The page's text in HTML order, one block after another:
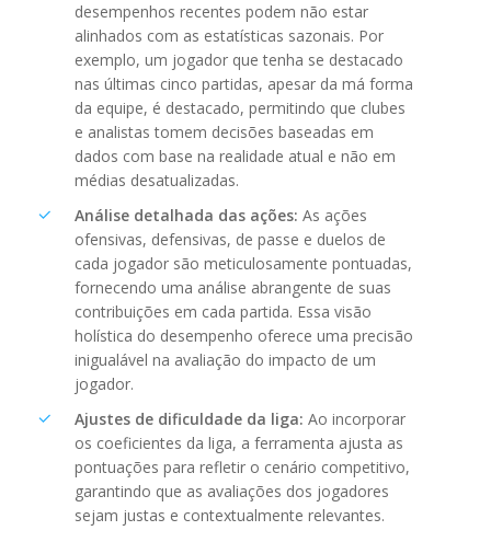
desempenhos recentes podem não estar
alinhados com as estatísticas sazonais. Por
exemplo, um jogador que tenha se destacado
nas últimas cinco partidas, apesar da má forma
da equipe, é destacado, permitindo que clubes
e analistas tomem decisões baseadas em
dados com base na realidade atual e não em
médias desatualizadas.
Análise detalhada das ações: As ações
ofensivas, defensivas, de passe e duelos de
cada jogador são meticulosamente pontuadas,
fornecendo uma análise abrangente de suas
contribuições em cada partida. Essa visão
holística do desempenho oferece uma precisão
inigualável na avaliação do impacto de um
jogador.
Ajustes de dificuldade da liga:Ao incorporar
os coeficientes da liga, a ferramenta ajusta as
pontuações para refletir o cenário competitivo,
garantindo que as avaliações dos jogadores
sejam justas e contextualmente relevantes.